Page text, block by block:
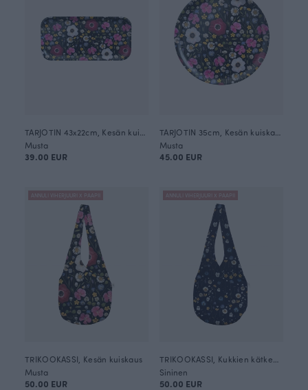
Musta
39.00 EUR
Musta
45.00 EUR
ANNULI VIHERJUURI X PAAPII
TRIKOOKASSI, Kesän kuiskaus
Musta
50.00 EUR
ANNULI VIHERJUURI X PAAPII
Sininen
50.00 EUR